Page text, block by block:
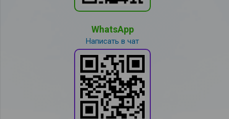
WhatsApp
Написать в чат